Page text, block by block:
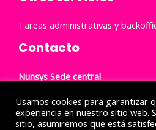
Tareas administrativas y
Contacto
Nunsys Sede central
Telf. 960 500 631
Usamos cookies para garantizar
experiencia en nuestro sitio web.
sitio, asumiremos que está